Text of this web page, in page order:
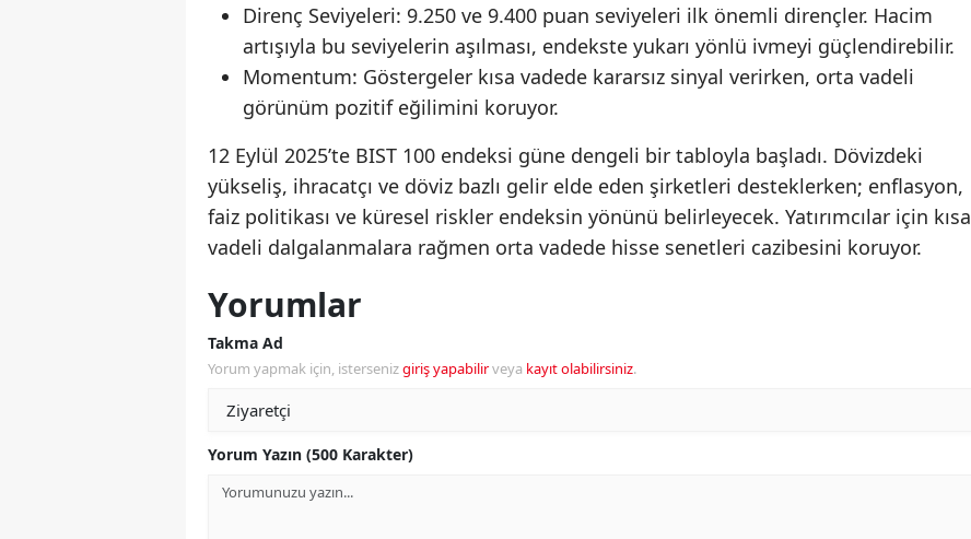
Direnç Seviyeleri: 9.250 ve 9.400 puan seviyeleri ilk önemli dirençler. Hacim
artışıyla bu seviyelerin aşılması, endekste yukarı yönlü ivmeyi güçlendirebilir.
Momentum: Göstergeler kısa vadede kararsız sinyal verirken, orta vadeli
görünüm pozitif eğilimini koruyor.
12 Eylül 2025’te BIST 100 endeksi güne dengeli bir tabloyla başladı. Dövizdeki
yükseliş, ihracatçı ve döviz bazlı gelir elde eden şirketleri desteklerken; enflasyon,
faiz politikası ve küresel riskler endeksin yönünü belirleyecek. Yatırımcılar için kısa
vadeli dalgalanmalara rağmen orta vadede hisse senetleri cazibesini koruyor.
Yorumlar
Takma Ad
Yorum yapmak için, istersenizgiriş yapabilirveya kayıt olabilirsiniz.
Yorum Yazın (500 Karakter)